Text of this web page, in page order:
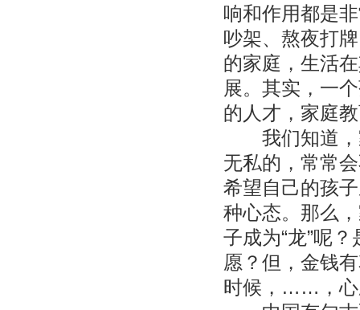
响和作用都是
吵架、熬夜打
的家庭，生活
展。其实，一
的人才，家庭
我们知道，
无私的，常常
希望自己的孩
种心态。那么
子成为“龙”呢
愿？但，金钱
时候，……，心